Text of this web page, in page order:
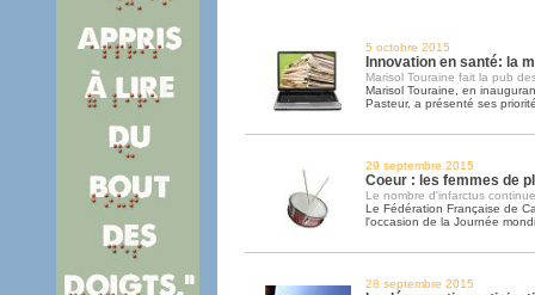
5 octobre 2015
Innovation en santé: la
Marisol Touraine fait la pub
Marisol Touraine, en
Pasteur, a présenté ses
29 septembre 2015
Coeur : les femmes de
Le nombre d'infarctus
Le Fédération Française de
l'occasion de la Journée
28 septembre 2015